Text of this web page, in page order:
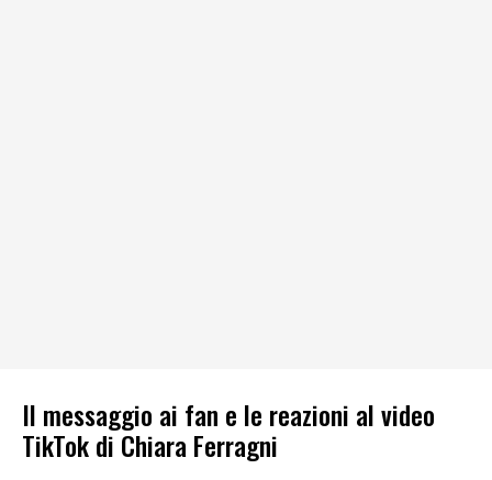
Il messaggio ai fan e le reazioni al video
TikTok di Chiara Ferragni